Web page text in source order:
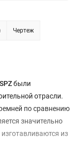
Чертеж
были
отрасли.
по сравнению
значительно
из